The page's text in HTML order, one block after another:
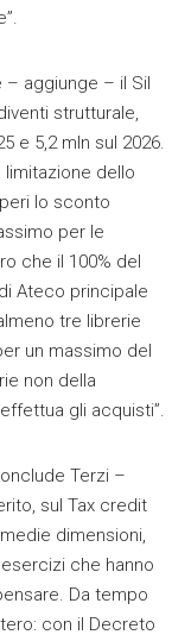
– aggiunge – il Sil
strutturale,
e 5,2 mln sul 2026.
dello
lo sconto
per le
che il 100% del
Ateco principale
tre librerie
un massimo del
non della
gli acquisti”.
Terzi –
sul Tax credit
dimensioni,
che hanno
Da tempo
con il Decreto